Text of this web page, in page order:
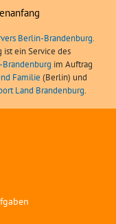
Berlin-Brandenburg.
ein Service des
im Auftrag
Familie (Berlin) und
Land Brandenburg.